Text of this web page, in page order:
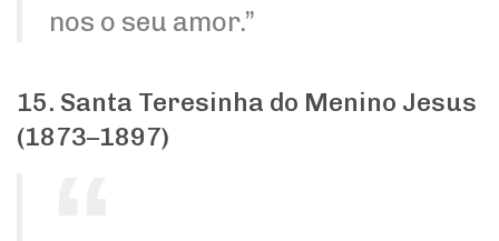
nos o seu amor.”
15. Santa Teresinha do Menino Jesus
(1873–1897)